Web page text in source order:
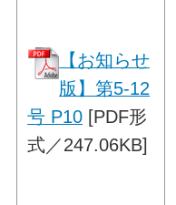
【お知らせ
版】第5-12
号 P10 [PDF形
式／247.06KB]